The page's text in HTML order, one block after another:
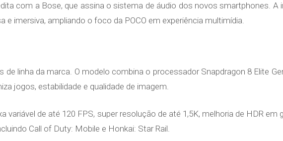
com a Bose, que assina o sistema de áudio dos novos smartphones. A
e imersiva, ampliando o foco da POCO em experiência multimídia.
de linha da marca. O modelo combina o processador Snapdragon 8 Elite
jogos, estabilidade e qualidade de imagem.
de até 120 FPS, super resolução de até 1,5K, melhoria de HDR em
Call of Duty: Mobile e Honkai: Star Rail.